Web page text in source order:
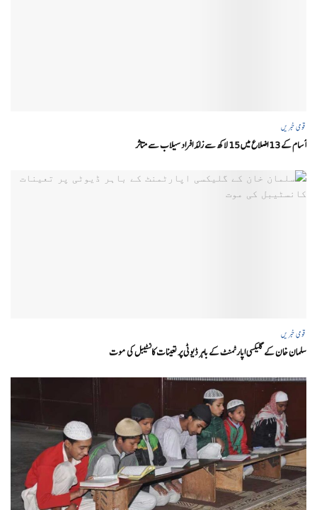
قومی خبریں
آسام کے 13 اضلاع میں 15 لاکھ سے زائد افراد سیلاب سے متاثر
قومی خبریں
سلمان خان کے گلیکسی اپارٹمنٹ کے باہر ڈیوٹی پر تعینات کانسٹیبل کی موت